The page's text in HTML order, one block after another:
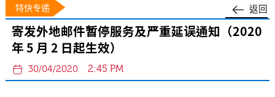
返回
特快专递
寄发外地邮件暂停服务及严重延误通知（2020
年 5 月 2 日起生效）
30/04/2020 2:45 PM